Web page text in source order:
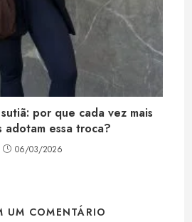
por que cada vez mais
adotam essa troca?
06/03/2026
UM COMENTÁRIO